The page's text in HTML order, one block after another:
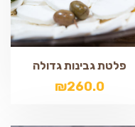
פלטת גבינות גדולה
₪260.0